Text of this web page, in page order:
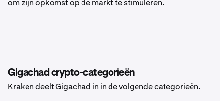
om zijn opkomst op de markt te stimuleren.
Gigachad crypto-categorieën
Kraken deelt Gigachad in in de volgende categorieën.